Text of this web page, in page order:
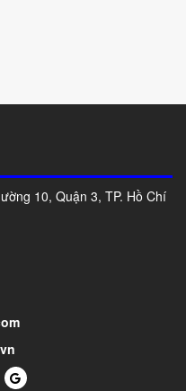
10, Quận 3, TP. Hồ Chí